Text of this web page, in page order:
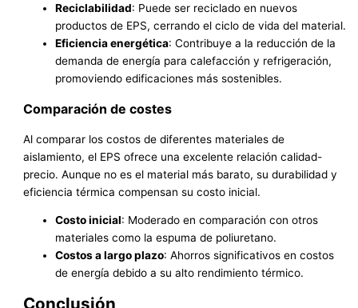
Reciclabilidad: Puede ser reciclado en nuevos
productos de EPS, cerrando el ciclo de vida del material.
Eficiencia energética: Contribuye a la reducción de la
demanda de energía para calefacción y refrigeración,
promoviendo edificaciones más sostenibles.
Comparación de costes
Al comparar los costos de diferentes materiales de
aislamiento, el EPS ofrece una excelente relación calidad-
precio. Aunque no es el material más barato, su durabilidad y
eficiencia térmica compensan su costo inicial.
Costo inicial: Moderado en comparación con otros
materiales como la espuma de poliuretano.
Costos a largo plazo: Ahorros significativos en costos
de energía debido a su alto rendimiento térmico.
Conclusión